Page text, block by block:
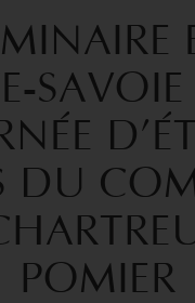
SAVOIE
DU
POMIER